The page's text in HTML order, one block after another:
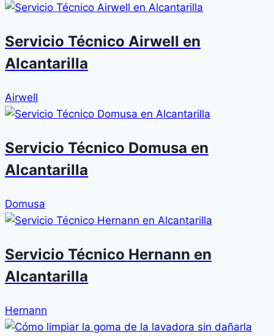
Servicio Técnico Airwell en
Alcantarilla
Airwell
Servicio Técnico Domusa en
Alcantarilla
Domusa
Servicio Técnico Hernann en
Alcantarilla
Hernann